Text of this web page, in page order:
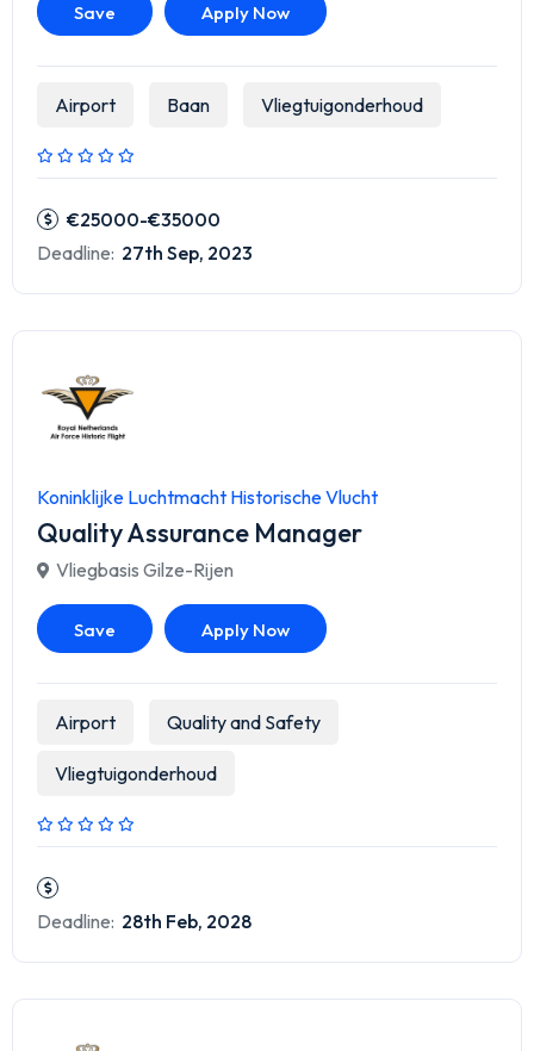
Save Apply Now
Airport Baan Vliegtuigonderhoud
€25000-€35000
Deadline: 27th Sep, 2023
Koninklijke Luchtmacht Historische Vlucht
Quality Assurance Manager
Vliegbasis Gilze-Rijen
Save Apply Now
Airport Quality and Safety
Vliegtuigonderhoud
Deadline: 28th Feb, 2028